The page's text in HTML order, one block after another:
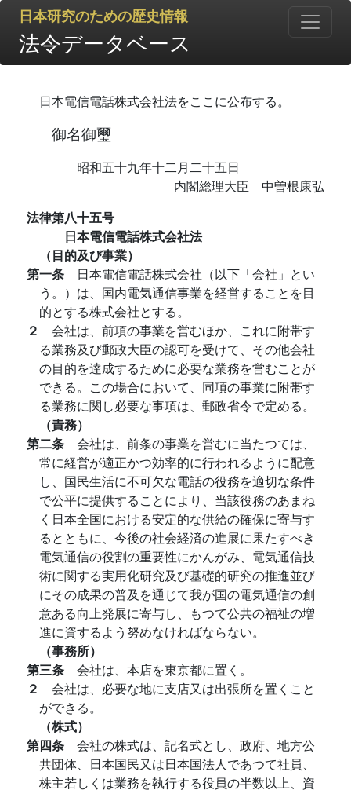
日本研究のための歴史情報
法令データベース
日本電信電話株式会社法をここに公布する。
御名御璽
昭和五十九年十二月二十五日
内閣総理大臣 中曽根康弘
法律第八十五号
日本電信電話株式会社法
（目的及び事業）
第一条 日本電信電話株式会社（以下「会社」とい
う。）は、国内電気通信事業を経営することを目
的とする株式会社とする。
２ 会社は、前項の事業を営むほか、これに附帯す
る業務及び郵政大臣の認可を受けて、その他会社
の目的を達成するために必要な業務を営むことが
できる。この場合において、同項の事業に附帯す
る業務に関し必要な事項は、郵政省令で定める。
（責務）
第二条 会社は、前条の事業を営むに当たつては、
常に経営が適正かつ効率的に行われるように配意
し、国民生活に不可欠な電話の役務を適切な条件
で公平に提供することにより、当該役務のあまね
く日本全国における安定的な供給の確保に寄与す
るとともに、今後の社会経済の進展に果たすべき
電気通信の役割の重要性にかんがみ、電気通信技
術に関する実用化研究及び基礎的研究の推進並び
にその成果の普及を通じて我が国の電気通信の創
意ある向上発展に寄与し、もつて公共の福祉の増
進に資するよう努めなければならない。
（事務所）
第三条 会社は、本店を東京都に置く。
２ 会社は、必要な地に支店又は出張所を置くこと
ができる。
（株式）
第四条 会社の株式は、記名式とし、政府、地方公
共団体、日本国民又は日本国法人であつて社員、
株主若しくは業務を執行する役員の半数以上、資